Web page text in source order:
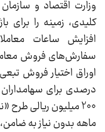
کلیدی، زمینه را برای
سفارش‌های فروش
ماهه بدون نیاز به